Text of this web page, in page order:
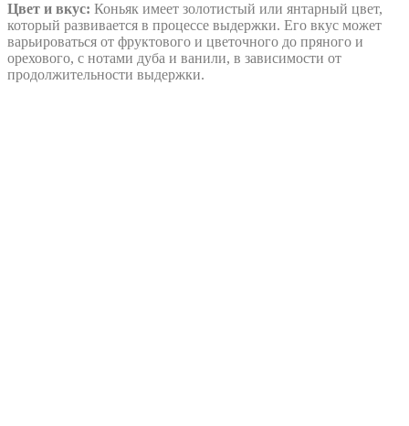
Цвет и вкус: Коньяк имеет золотистый или янтарный цвет,
который развивается в процессе выдержки. Его вкус может
варьироваться от фруктового и цветочного до пряного и
орехового, с нотами дуба и ванили, в зависимости от
продолжительности выдержки.